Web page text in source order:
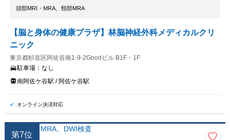
頭部MRI・MRA、頸部MRA
【脳と身体の健康プラザ】林脳神経外科メディカルクリ
ニック
東京都杉並区阿佐谷南1-9-2Goodビル B1F・1F
駐車場： なし
南阿佐ケ谷駅 / 阿佐ケ谷駅
オンライン決済対応
第7位